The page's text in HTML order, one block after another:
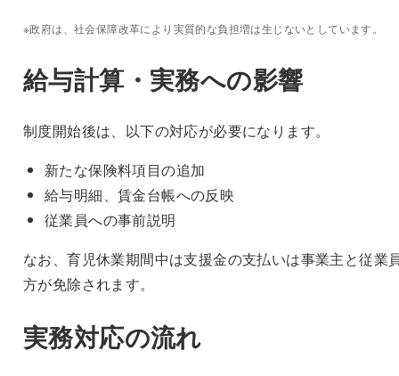
※政府は、社会保障改革により実質的な負担増は生じないとしています。
給与計算・実務への影響
制度開始後は、以下の対応が必要になります。
新たな保険料項目の追加
給与明細、賃金台帳への反映
従業員への事前説明
なお、育児休業期間中は支援金の支払いは事業主と従業
方が免除されます。
実務対応の流れ